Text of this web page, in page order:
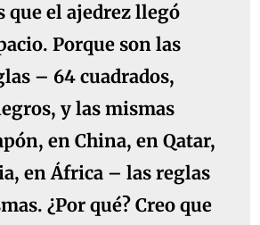
que el ajedrez llegó
Porque son las
– 64 cuadrados,
y las mismas
en China, en Qatar,
en África – las reglas
¿Por qué? Creo que